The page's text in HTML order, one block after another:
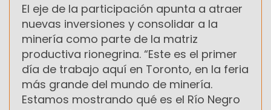
El eje de la participación apunta a atraer
nuevas inversiones y consolidar a la
minería como parte de la matriz
productiva rionegrina. “Este es el primer
día de trabajo aquí en Toronto, en la feria
más grande del mundo de minería.
Estamos mostrando qué es el Río Negro